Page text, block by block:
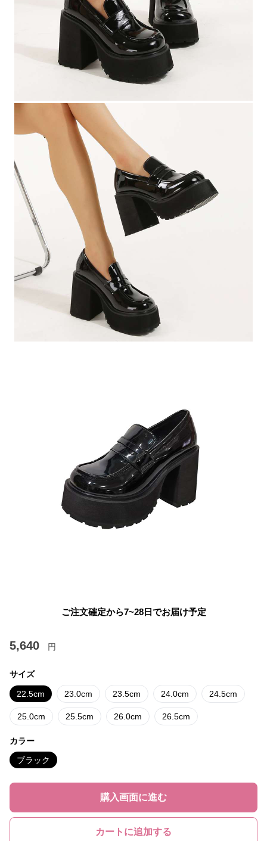
ご注文確定から7~28日でお届け予定
5,640 円
サイズ
22.5cm 23.0cm 23.5cm 24.0cm 24.5cm
25.0cm 25.5cm 26.0cm 26.5cm
カラー
ブラック
購入画面に進む
カートに追加する